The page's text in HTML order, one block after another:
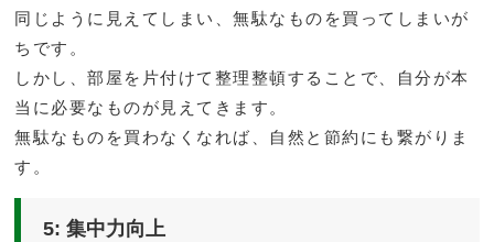
同じように見えてしまい、無駄なものを買ってしまいが
ちです。
しかし、部屋を片付けて整理整頓することで、自分が本
当に必要なものが見えてきます。
無駄なものを買わなくなれば、自然と節約にも繋がりま
す。
5: 集中力向上